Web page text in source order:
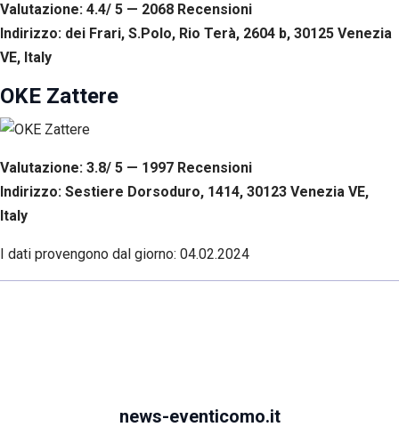
Valutazione: 4.4/ 5 — 2068 Recensioni
Indirizzo: dei Frari, S.Polo, Rio Terà, 2604 b, 30125 Venezia
VE, Italy
OKE Zattere
Valutazione: 3.8/ 5 — 1997 Recensioni
Indirizzo: Sestiere Dorsoduro, 1414, 30123 Venezia VE,
Italy
I dati provengono dal giorno: 04.02.2024
news-eventicomo.it